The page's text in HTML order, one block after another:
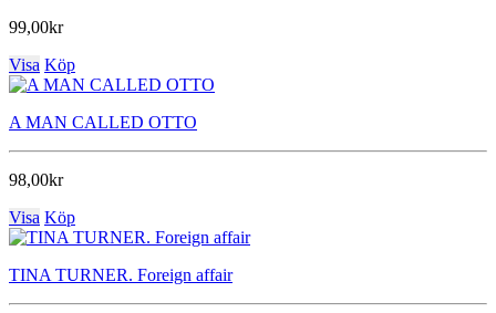
99,00kr
Visa Köp
A MAN CALLED OTTO
98,00kr
Visa Köp
TINA TURNER. Foreign affair